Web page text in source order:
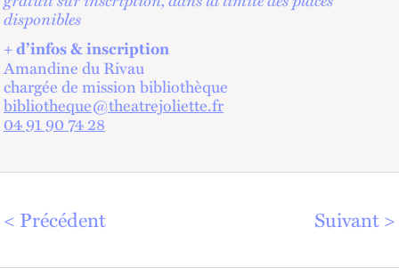
disponibles
+ d’infos & inscription
Amandine du Rivau
chargée de mission bibliothèque
bibliotheque@theatrejoliette.fr
04 91 90 74 28
Précédent Suivant